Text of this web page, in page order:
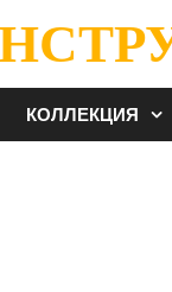
КОЛЛЕКЦИЯ